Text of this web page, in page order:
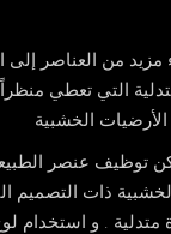
من العناصر إلى
التي تعطي
الخشبية
توظيف عنصر
ذات التصميم
متدلية . و استخدام